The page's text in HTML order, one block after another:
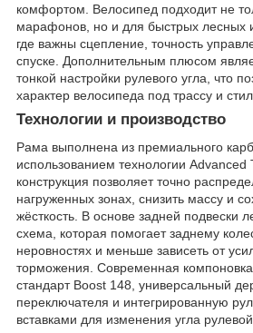
комфортом. Велосипед подходит не
марафонов, но и для быстрых лесных
где важны сцепление, точность
спуске. Дополнительным плюсом
тонкой настройки рулевого угла, что
характер велосипеда под трассу и
Технологии и производство
Рама выполнена из премиального
использованием технологии Advanced
конструкция позволяет точно
нагруженных зонах, снизить массу и
жёсткость. В основе задней подвески
схема, которая помогает заднему
неровностях и меньше зависеть от
торможения. Современная
стандарт Boost 148, универсальный
переключателя и интегрированную
вставками для изменения угла рулевой.